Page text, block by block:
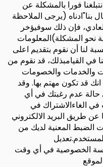
فورا بالمشكلة عن
بنا"ادناه (يرجى الملاحظة
العادي، فإن ذلك سوفيؤخر
نحو المشكلة)المعلومات
لنا أن نقوم بتقديم اعلى
في القيامبذلك، قد نقوم من
والخدمات والخصومات
قد تكون مهتم بها. وقد
حالة عدم رغبتك في أي
الغاءالاشتراك في
طريق البريد الالكتروني
الضبط المعنية لديك من
الخصوصية في أي وقت